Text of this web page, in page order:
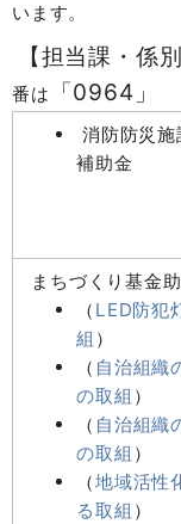
います。
【担当課・係
番は
「0964」
消防防災
補助金
まちづくり基金
（ LED防犯
組 ）
（ 自治組織
の取組 ）
（ 自治組織
の取組 ）
（地域活性
る取組 ）